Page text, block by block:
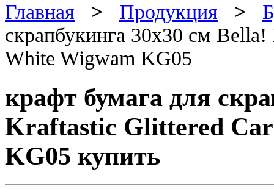
Главная > Продукция >
скрапбукинга 30х30 см
White Wigwam KG05
крафт бумага для
Kraftastic Glittered
KG05 купить